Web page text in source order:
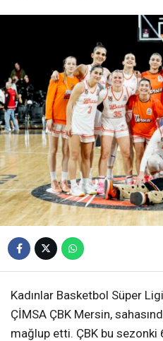
Kadınlar Basketbol Süper
ÇİMSA ÇBK Mersin,
mağlup etti. ÇBK bu